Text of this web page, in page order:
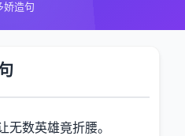
娇造句
无数英雄竟折腰。